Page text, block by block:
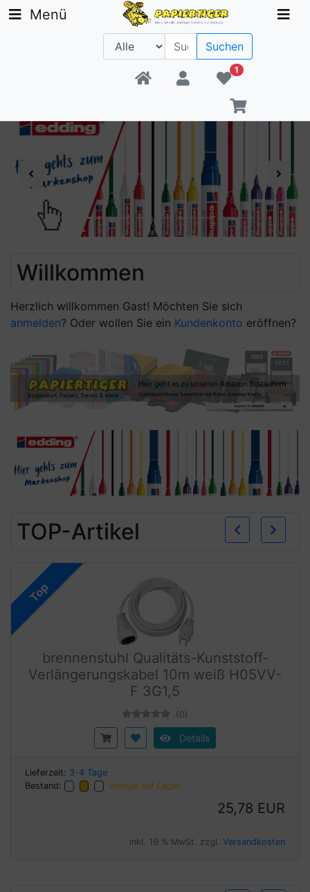
Beratung +49 30 1300 6481
Menü
Suchen
1
Previous Next
Willkommen
Herzlich willkommen Gast! Möchten Sie sich
anmelden? Oder wollen Sie ein Kundenkonto eröffnen?
TOP-Artikel
Top
brennenstuhl Qualitäts-Kunststoff-
Verlängerungskabel 10m weiß H05VV-
F 3G1,5
(0)
Details
Lieferzeit: 3-4 Tage
Bestand:
wenige auf Lager
25,78 EUR
inkl. 19 % MwSt. zzgl. Versandkosten